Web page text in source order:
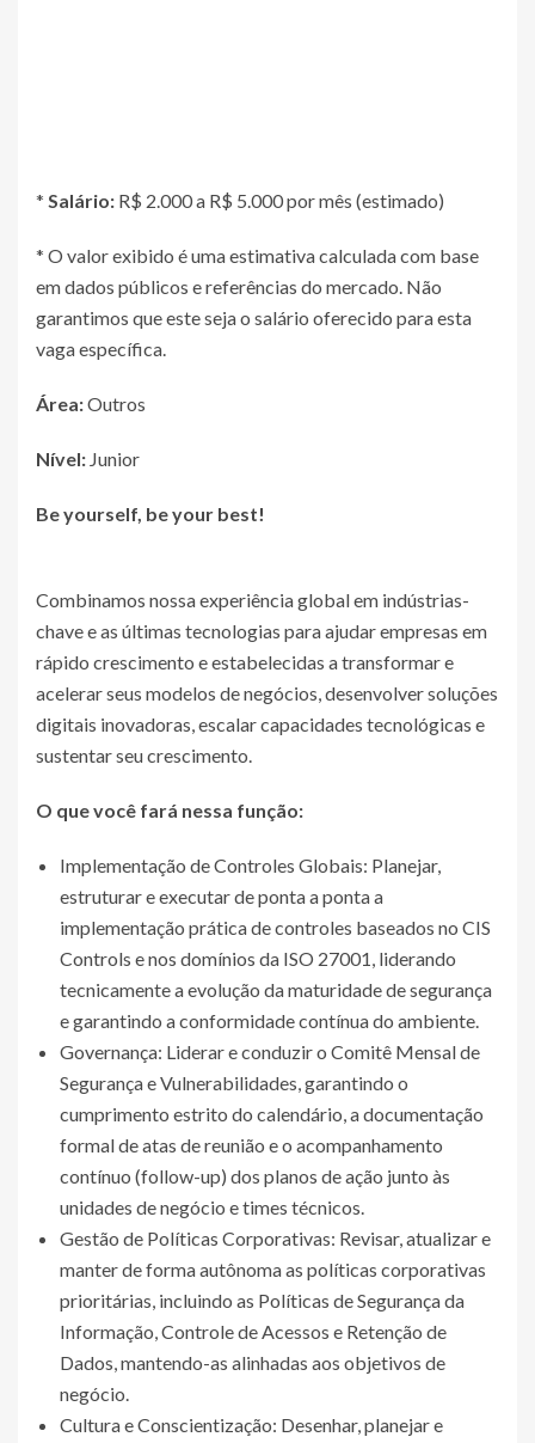
* Salário: R$ 2.000 a R$ 5.000 por mês (estimado)
* O valor exibido é uma estimativa calculada com base
em dados públicos e referências do mercado. Não
garantimos que este seja o salário oferecido para esta
vaga específica.
Área:Outros
Nível: Junior
Be yourself, be your best!
Combinamos nossa experiência global em indústrias-
chave e as últimas tecnologias para ajudar empresas em
rápido crescimento e estabelecidas a transformar e
acelerar seus modelos de negócios, desenvolver soluções
digitais inovadoras, escalar capacidades tecnológicas e
sustentar seu crescimento.
O que você fará nessa função:
Implementação de Controles Globais: Planejar,
estruturar e executar de ponta a ponta a
implementação prática de controles baseados no CIS
Controls e nos domínios da ISO 27001, liderando
tecnicamente a evolução da maturidade de segurança
e garantindo a conformidade contínua do ambiente.
Governança: Liderar e conduzir o Comitê Mensal de
Segurança e Vulnerabilidades, garantindo o
cumprimento estrito do calendário, a documentação
formal de atas de reunião e o acompanhamento
contínuo (follow-up) dos planos de ação junto às
unidades de negócio e times técnicos.
Gestão de Políticas Corporativas: Revisar, atualizar e
manter de forma autônoma as políticas corporativas
prioritárias, incluindo as Políticas de Segurança da
Informação, Controle de Acessos e Retenção de
Dados, mantendo-as alinhadas aos objetivos de
negócio.
Cultura e Conscientização: Desenhar, planejar e